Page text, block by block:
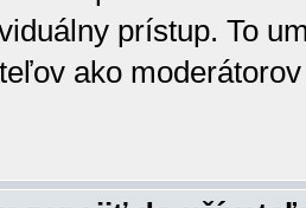
prístup. To
ako